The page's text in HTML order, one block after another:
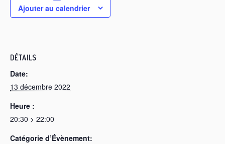
Ajouter au calendrier
DÉTAILS
Date:
13 décembre 2022
Heure :
20:30 > 22:00
Catégorie d’Évènement: